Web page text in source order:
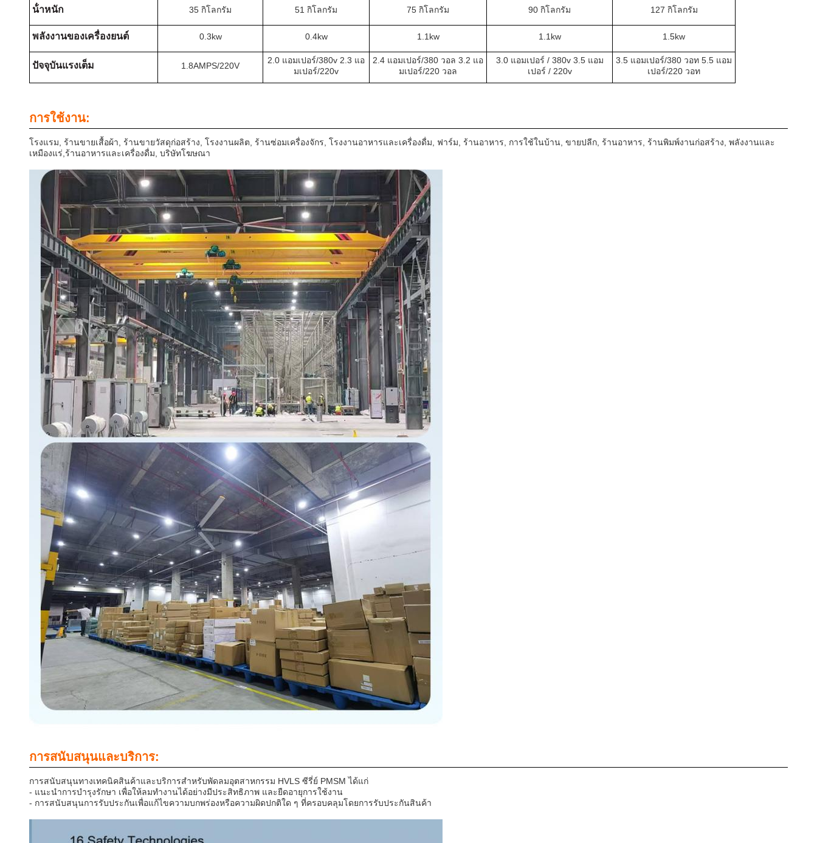
น้ําหนัก 35 กิโลกรัม 51 กิโลกรัม 75 กิโลกรัม 90 กิโลกรัม 127 กิโลกรัม
พลังงานของเครื่องยนต์ 0.3kw 0.4kw 1.1kw 1.1kw 1.5kw
ปัจจุบันแรงเต็ม 1.8AMPS/220V
2.0 แอมเปอร์/380v 2.3 แอ
มเปอร์/220v
2.4 แอมเปอร์/380 วอล 3.2 แอ
มเปอร์/220 วอล
3.0 แอมเปอร์ / 380v 3.5 แอม
เปอร์ / 220v
3.5 แอมเปอร์/380 วอท 5.5 แอม
เปอร์/220 วอท
การใช้งาน:
โรงแรม, ร้านขายเสื้อผ้า, ร้านขายวัสดุก่อสร้าง, โรงงานผลิต, ร้านซ่อมเครื่องจักร, โรงงานอาหารและเครื่องดื่ม, ฟาร์ม, ร้านอาหาร, การใช้ในบ้าน, ขายปลีก, ร้านอาหาร, ร้านพิมพ์งานก่อสร้าง, พลังงานและ
เหมืองแร่,ร้านอาหารและเครื่องดื่ม, บริษัทโฆษณา
การสนับสนุนและบริการ:
การสนับสนุนทางเทคนิคสินค้าและบริการสําหรับพัดลมอุตสาหกรรม HVLS ซีรี่ย์ PMSM ได้แก่
- แนะนําการบํารุงรักษา เพื่อให้ลมทํางานได้อย่างมีประสิทธิภาพ และยืดอายุการใช้งาน
- การสนับสนุนการรับประกันเพื่อแก้ไขความบกพร่องหรือความผิดปกติใด ๆ ที่ครอบคลุมโดยการรับประกันสินค้า